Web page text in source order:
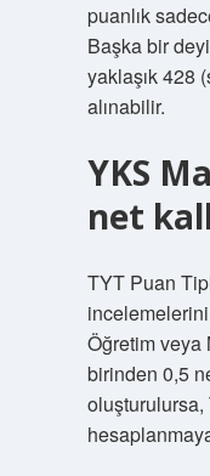
puanlık
Başka bir
yaklaşık 428
alınabilir.
YKS
net
TYT Puan
Öğretim veya
birinden 0,5
oluşturulursa,